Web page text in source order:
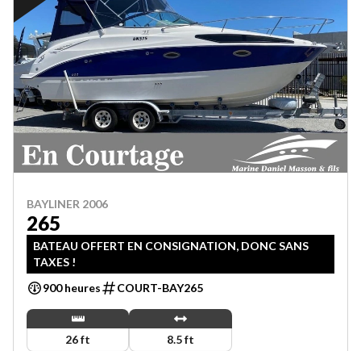
BAYLINER 2006
265
BATEAU OFFERT EN CONSIGNATION, DONC SANS
TAXES !
900 heures
COURT-BAY265
26 ft 8.5 ft